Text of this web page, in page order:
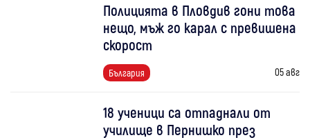
Полицията в Пловдив гони това
нещо, мъж го карал с превишена
скорост
България 05 авг
18 ученици са отпаднали от
училище в Пернишко през